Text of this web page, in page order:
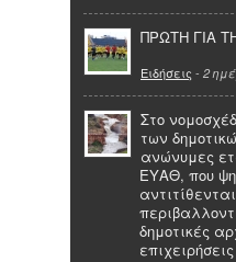
ΠΡΩΤΗ ΓΙΑ
Ειδήσεις - 2
Στο
των
ανώνυμες
ΕΥΑΘ, που
δημοτικές